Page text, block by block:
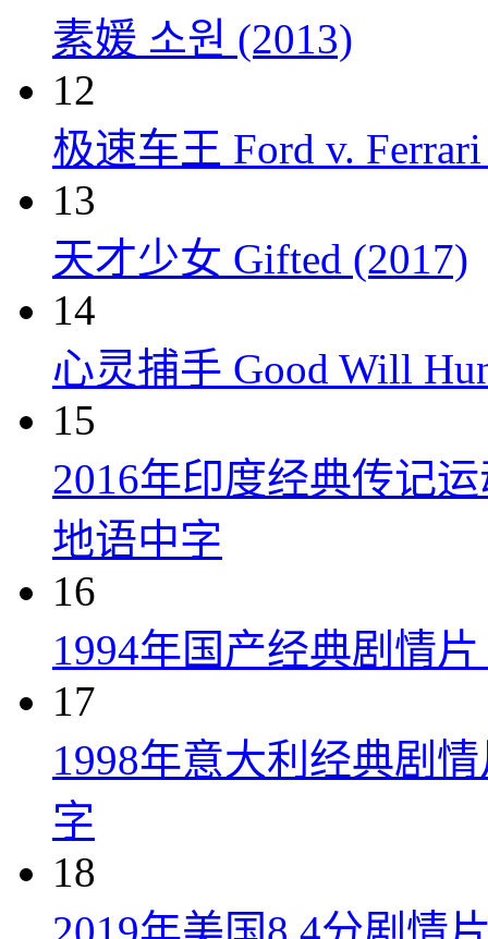
素媛 소원 (2013)
12
极速车王 Ford v.
13
天才少女 Gifted (2017)
14
心灵捕手 Good Will
15
2016年印度经典传记
地语中字
16
1994年国产经典剧情
17
1998年意大利经典剧
字
18